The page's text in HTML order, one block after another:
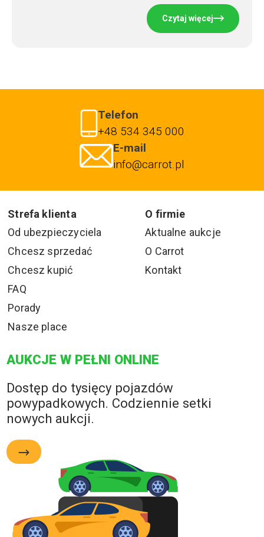
Czytaj więcej
Telefon
+48 534 345 000
E-mail
info@carrot.pl
Strefa klienta
O firmie
Od ubezpieczyciela
Chcesz sprzedać
Chcesz kupić
FAQ
Porady
Nasze place
Aktualne aukcje
O Carrot
Kontakt
AUKCJE W PEŁNI ONLINE
Dostęp do tysięcy pojazdów
powypadkowych. Codziennie setki
nowych aukcji.